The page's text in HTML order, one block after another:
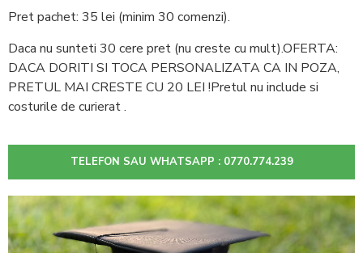
Pret pachet: 35 lei (minim 30 comenzi).
Daca nu sunteti 30 cere pret (nu creste cu mult).OFERTA:
DACA DORITI SI TOCA PERSONALIZATA CA IN POZA,
PRETUL MAI CRESTE CU 20 LEI !Pretul nu include si
costurile de curierat .
TELEFON SAU WHATSAPP : 0770.774.239